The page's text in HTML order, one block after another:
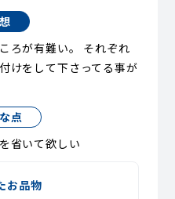
ろが有難い。 それぞれ
けをして下さってる事が
点
省いて欲しい
お品物